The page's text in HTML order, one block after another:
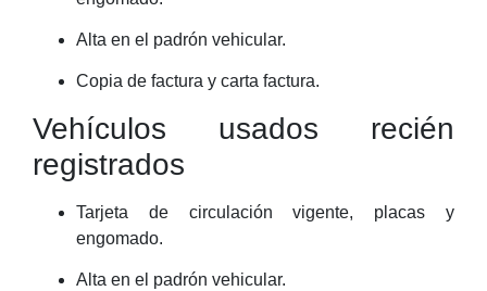
Alta en el padrón vehicular.
Copia de factura y carta factura.
Vehículos usados recién
registrados
Tarjeta de circulación vigente, placas y
engomado.
Alta en el padrón vehicular.